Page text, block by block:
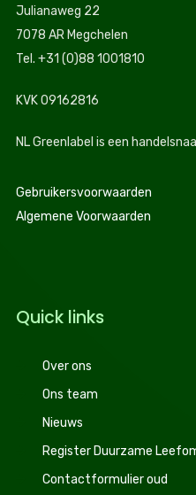
Julianaweg 22
7078 AR Megchelen
Tel. +31 (0)88 1001810
KVK 09162816
NL Greenlabel is een
Gebruikersvoorwaarden
Algemene Voorwaarden
Quick links
Over ons
Ons team
Nieuws
Register Duurzame
Contactformulier oud